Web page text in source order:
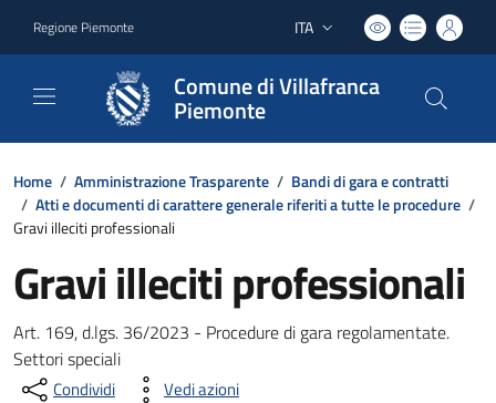
Regione Piemonte Lingua attiva:
ITA
Comune di Villafranca
Piemonte
Home / Amministrazione Trasparente / Bandi di gara e contratti
/ Atti e documenti di carattere generale riferiti a tutte le procedure /
Gravi illeciti professionali
Gravi illeciti professionali
Art. 169, d.lgs. 36/2023 - Procedure di gara regolamentate.
Settori speciali
Condividi Vedi azioni